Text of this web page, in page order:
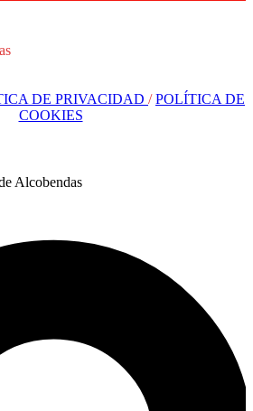
DE PRIVACIDAD /POLÍTICA DE
COOKIES
Alcobendas